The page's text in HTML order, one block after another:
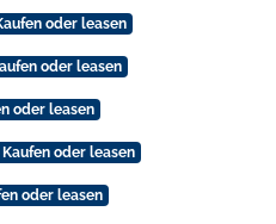
oder leasen
oder leasen
oder leasen
oder leasen
oder leasen